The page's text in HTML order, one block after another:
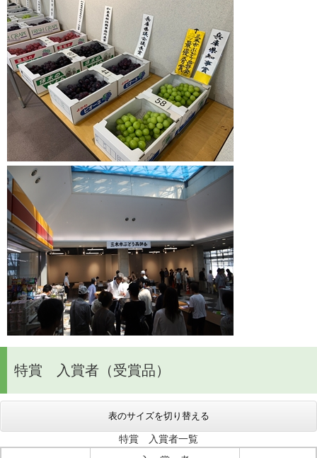
特賞 入賞者（受賞品）
表のサイズを切り替える
特賞 入賞者一覧